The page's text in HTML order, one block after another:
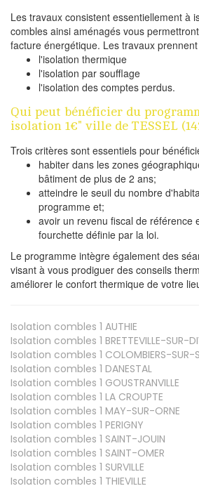
Les travaux consistent essentiellement à
combles ainsi aménagés vous
facture énergétique. Les travaux
l'isolation thermique
l'isolation par soufflage
l'isolation des comptes perdus.
Qui peut bénéficier du
isolation 1€" ville de TESSEL
Trois critères sont essentiels pour
habiter dans les zones
bâtiment de plus de 2 ans;
atteindre le seuil du nombre
programme et;
avoir un revenu fiscal de référence
fourchette définie par la loi.
Le programme intègre également des
visant à vous prodiguer des conseils
améliorer le confort thermique de votre
Isolation combles 1 AUTHIE
Isolation combles 1 BRETTEVILLE-SUR-
Isolation combles 1 COLOMBIERS-SUR-
Isolation combles 1 DANESTAL
Isolation combles 1 GOUSTRANVILLE
Isolation combles 1 LA CROUPTE
Isolation combles 1 MAY-SUR-ORNE
Isolation combles 1 PERIGNY
Isolation combles 1 SAINT-JOUIN
Isolation combles 1 SAINT-OMER
Isolation combles 1 SURVILLE
Isolation combles 1 THIEVILLE